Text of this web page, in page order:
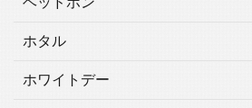
ホタル
ホワイトデー